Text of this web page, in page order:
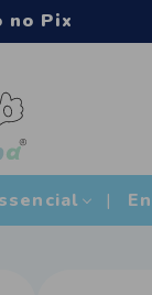
de R$500